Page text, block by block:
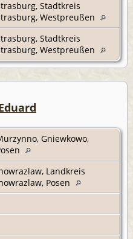
Stadtkreis
Westpreußen
Stadtkreis
Westpreußen
Gniewkowo,
Landkreis
Posen